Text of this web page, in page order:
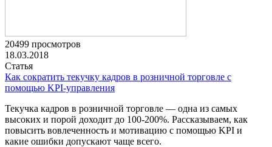
20499 просмотров
18.03.2018
Статья
Как сократить текучку кадров в розничной торговле с
помощью KPI-управления
Текучка кадров в розничной торговле — одна из самых
высоких и порой доходит до 100-200%. Рассказываем, как
повысить вовлеченность и мотивацию с помощью KPI и
какие ошибки допускают чаще всего.